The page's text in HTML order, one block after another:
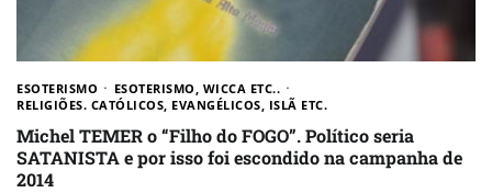
ESOTERISMO
ESOTERISMO, WICCA ETC..
RELIGIÕES. CATÓLICOS, EVANGÉLICOS, ISLÃ ETC.
Michel TEMER o “Filho do FOGO”. Político seria
SATANISTA e por isso foi escondido na campanha de
2014